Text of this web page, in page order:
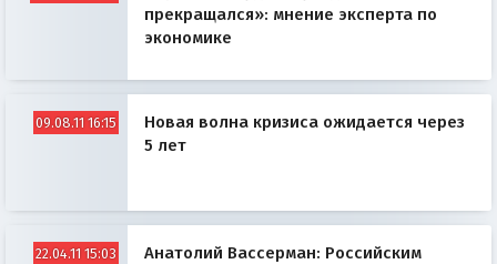
прекращался»: мнение эксперта по
экономике
09.08.11 16:15
Новая волна кризиса ожидается через
5 лет
22.04.11 15:03
Анатолий Вассерман: Российским